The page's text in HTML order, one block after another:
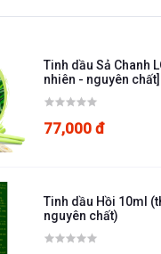
Tinh dầu Sả Chanh
nhiên - nguyên chất]
77,000 đ
Tinh dầu Hồi 10ml
nguyên chất)